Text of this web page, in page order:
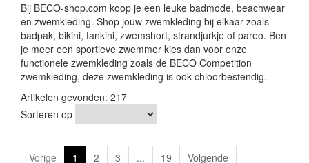
Bij BECO-shop.com koop je een leuke badmode, beachwear
en zwemkleding. Shop jouw zwemkleding bij elkaar zoals
badpak, bikini, tankini, zwemshort, strandjurkje of pareo. Ben
je meer een sportieve zwemmer kies dan voor onze
functionele zwemkleding zoals de BECO Competition
zwemkleding, deze zwemkleding is ook chloorbestendig.
Artikelen gevonden: 217
Sorteren op
Vorige 1 2 3 ... 19 Volgende